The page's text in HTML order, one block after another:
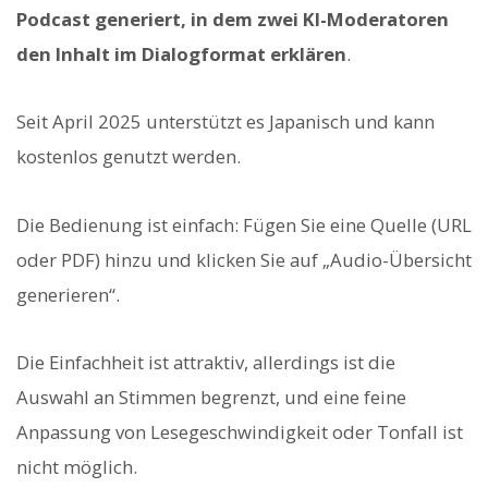
Podcast generiert, in dem zwei KI-Moderatoren
den Inhalt im Dialogformat erklären.
Seit April 2025 unterstützt es Japanisch und kann
kostenlos genutzt werden.
Die Bedienung ist einfach: Fügen Sie eine Quelle (URL
oder PDF) hinzu und klicken Sie auf „Audio-Übersicht
generieren“.
Die Einfachheit ist attraktiv, allerdings ist die
Auswahl an Stimmen begrenzt, und eine feine
Anpassung von Lesegeschwindigkeit oder Tonfall ist
nicht möglich.